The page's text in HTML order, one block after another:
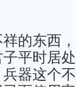
的东西
平时居
兵器这个